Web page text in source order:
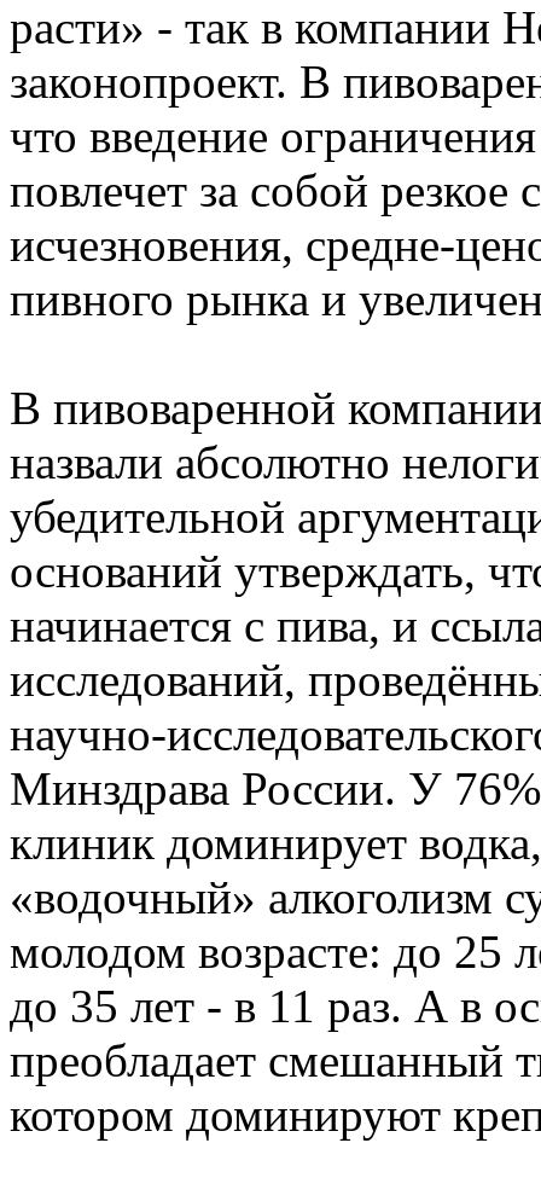
расти» - так в компании
законопроект. В
что введение
повлечет за собой
исчезновения, средне-
пивного рынка и
В пивоваренной
назвали абсолютно
убедительной
оснований утверждать,
начинается с пива, и
исследований,
научно-
Минздрава России. У
клиник доминирует
«водочный» алкоголизм
молодом возрасте: до 25
до 35 лет - в 11 раз. А в
преобладает смешанный
котором доминируют